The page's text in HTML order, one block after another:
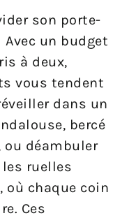
son porte-
Avec un budget
à deux,
vous tendent
dans un
bercé
ou déambuler
ruelles
où chaque coin
Ces